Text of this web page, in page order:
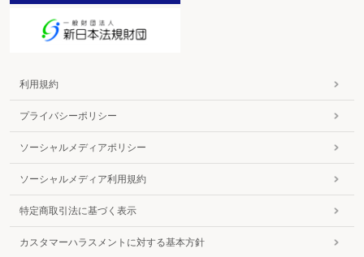
利用規約
プライバシーポリシー
ソーシャルメディアポリシー
ソーシャルメディア利用規約
特定商取引法に基づく表示
カスタマーハラスメントに対する基本方針